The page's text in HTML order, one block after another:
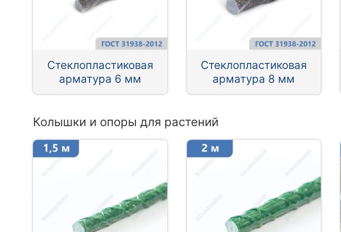
Стеклопластиковая
арматура 6 мм
Стеклопластиковая
арматура 8 мм
Колышки и опоры для растений